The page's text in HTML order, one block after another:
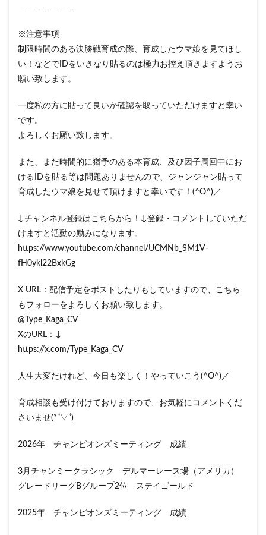
※注意事項
制限時間のある決勝戦育成の際、育成したウマ娘を見てほし
い！などでIDをいきなり貼るのは極力お控え頂きますようお
願い致します。
一度私の方に貼って良いか確認を取っていただけますと幸い
です。
よろしくお願い致します。
また、まだ時間的に猶予のある本育成、及び因子周回中にお
けるIDを貼る等は問題ありませんので、ジャンジャン貼って
育成したウマ娘を見せて頂けますと幸いです！(^O^)／
↓チャンネル登録はこちらから！↓登録・コメントしていただ
けますと活動の励みになります。
https://www.youtube.com/channel/UCMNb_SM1V-
fH0ykl22BxkGg
X URL：配信予定をポストしたりもしていますので、こちら
もフォローをよろしくお願い致します。
@Type_Kaga_CV
XのURL：↓
https://x.com/Type_Kaga_CV
人生大変だけれど、今日も楽しく！やっていこう(^O^)／
育成相談も受け付けておりますので、お気軽にコメントくだ
さいませ(*”▽”)
2026年 チャンピオンズミーティング 成績
3月チャンミークラシック デルマーレース場（アメリカ）
グレードリーグBグループ2位 ステイゴールド
2025年 チャンピオンズミーティング 成績